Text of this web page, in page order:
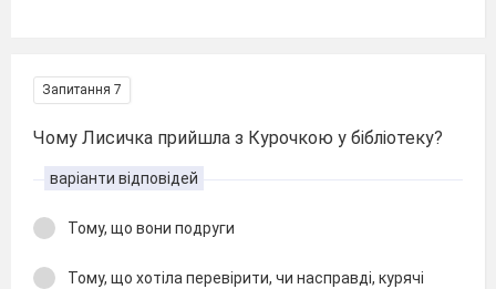
Запитання 7
Чому Лисичка прийшла з Курочкою у бібліотеку?
варіанти відповідей
Тому, що вони подруги
Тому, що хотіла перевірити, чи насправді, курячі